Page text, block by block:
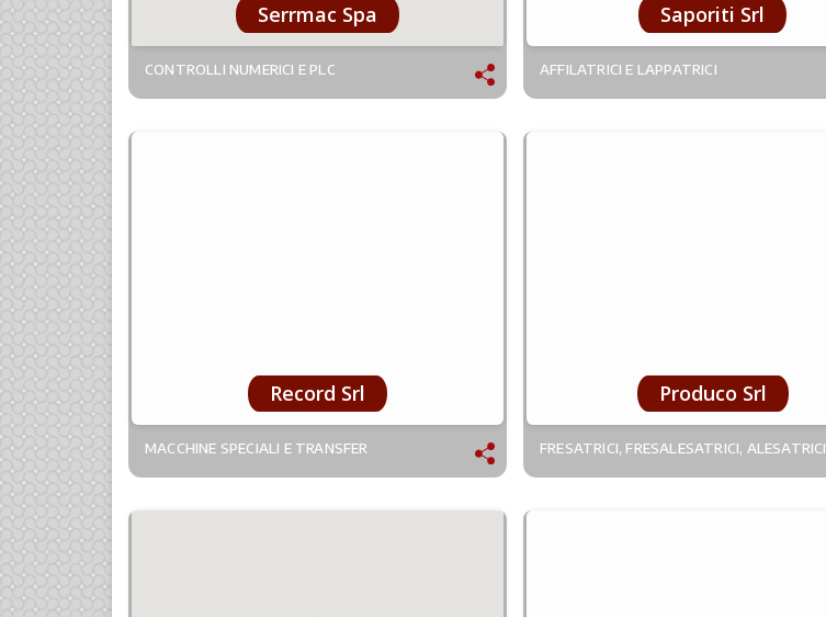
Serrmac Spa
CONTROLLI NUMERICI E PLC
Saporiti Srl
AFFILATRICI E LAPPATRICI
Record Srl
MACCHINE SPECIALI E TRANSFER
Produco Srl
FRESATRICI, FRESALESATRICI, ALESATRICI